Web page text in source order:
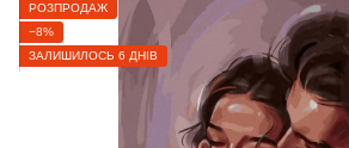
РОЗПРОДАЖ
−8%
ЗАЛИШИЛОСЬ 6 ДНІВ